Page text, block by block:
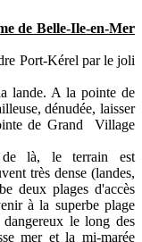
de Belle-Ile-en-Mer
Port-Kérel par le joli
lande. A la pointe de
dénudée, laisser
de Grand Village
là, le terrain est
très dense (landes,
deux plages d'accès
à la superbe plage
le long des
mer et la mi-marée